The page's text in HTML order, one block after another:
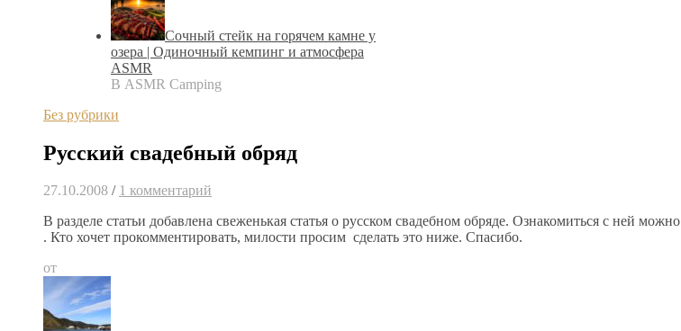
Сочный стейк на горячем камне у
озера | Одиночный кемпинг и атмосфера
ASMR
В ASMR Camping
Без рубрики
Русский свадебный обряд
27.10.2008 / 1 комментарий
В разделе статьи добавлена свеженькая статья о русском свадебном обряде. Ознакомиться с ней можно
. Кто хочет прокомментировать, милости просим сделать это ниже. Спасибо.
от